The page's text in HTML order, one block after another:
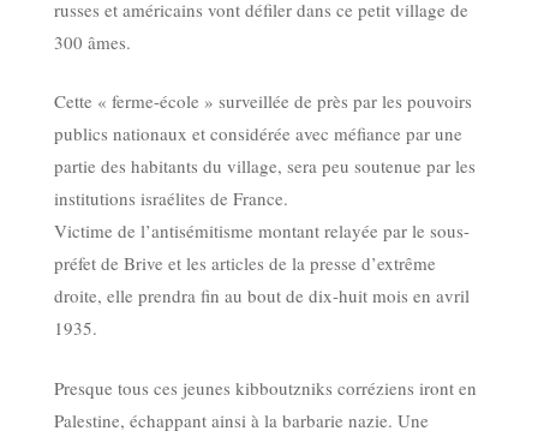
russes et américains vont défiler dans ce petit village de
300 âmes.
Cette « ferme-école » surveillée de près par les pouvoirs
publics nationaux et considérée avec méfiance par une
partie des habitants du village, sera peu soutenue par les
institutions israélites de France.
Victime de l’antisémitisme montant relayée par le sous-
préfet de Brive et les articles de la presse d’extrême
droite, elle prendra fin au bout de dix-huit mois en avril
1935.
Presque tous ces jeunes kibboutzniks corréziens iront en
Palestine, échappant ainsi à la barbarie nazie. Une